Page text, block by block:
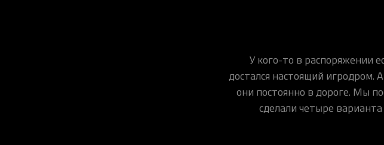
У кого-то в распоряжении
достался настоящий игродром.
они постоянно в дороге. Мы
сделали четыре